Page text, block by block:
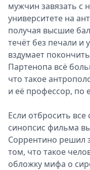
мужчин завязать с
университете на
получая высшие
течёт без печали и
вздумает
Партенопа всё
что такое
и её профессор, по
Если отбросить
синопсис фильма
Соррентино решил
том, что такое
обложку мифа о